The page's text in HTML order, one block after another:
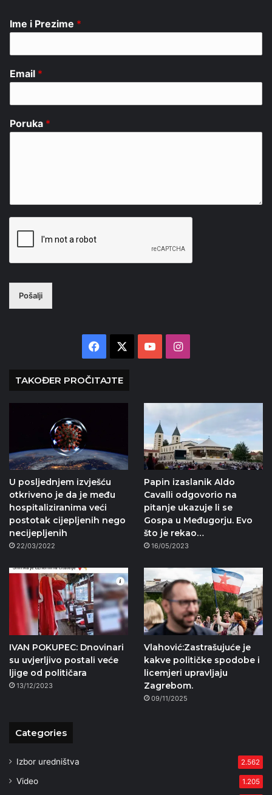
Ime i Prezime *
Email *
Poruka *
Pošalji
Facebook YouTubeInstagram
TAKOĐER PROČITAJTE
U posljednjem izvješću
otkriveno je da je među
hospitaliziranima veći
postotak cijepljenih nego
necijepljenih
22/03/2022
Papin izaslanik Aldo
Cavalli odgovorio na
pitanje ukazuje li se
Gospa u Međugorju. Evo
što je rekao…
16/05/2023
IVAN POKUPEC: Dnovinari
su uvjerljivo postali veće
ljige od političara
13/12/2023
Vlahović:Zastrašujuće je
kakve političke spodobe i
licemjeri upravljaju
Zagrebom.
09/11/2025
Categories
Izbor uredništva 2.562
Video 1.205